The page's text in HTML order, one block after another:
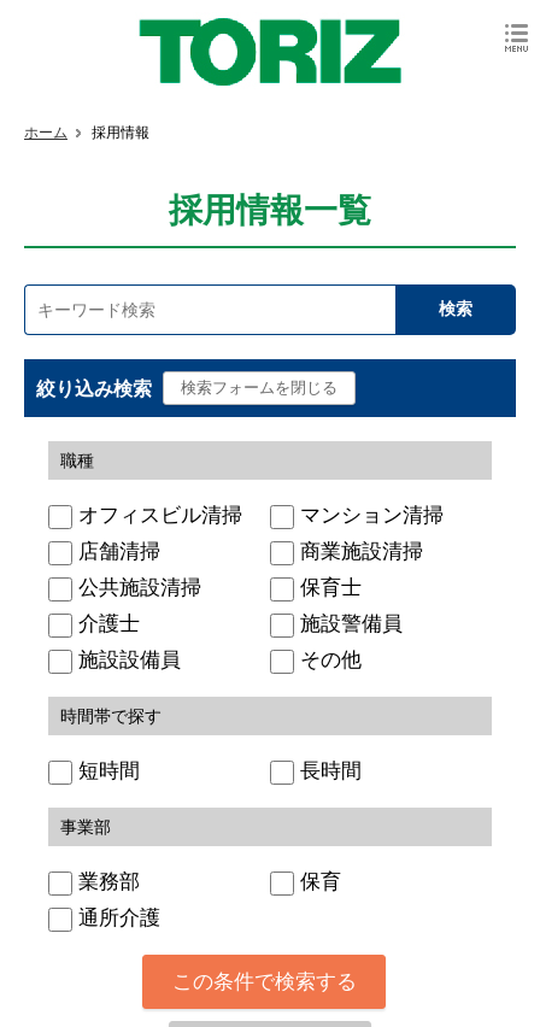
ホーム 採用情報
採用情報一覧
絞り込み検索
職種
オフィスビル清掃
マンション清掃
店舗清掃
商業施設清掃
公共施設清掃
保育士
介護士
施設警備員
施設設備員
その他
時間帯で探す
短時間 長時間
事業部
業務部
保育
通所介護